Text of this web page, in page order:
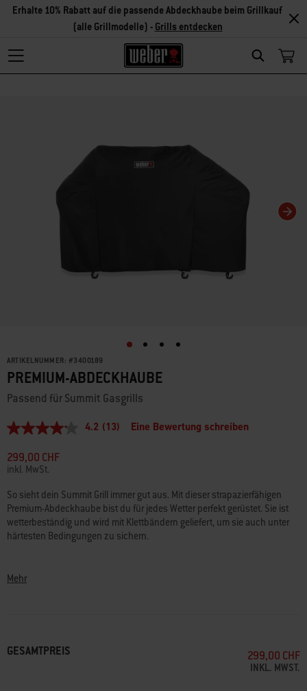
Search
Erhalte 10% Rabatt auf die passende Abdeckhaube beim Grillkauf
(alle Grillmodelle) - Grills entdecken
ARTIKELNUMMER: #3400189
PREMIUM-ABDECKHAUBE
Passend für Summit Gasgrills
4.2
5
Sternen,
durchschnittlicher
Bewertungswert.
Read
13
Reviews.
Link
zur
4.2 (13) Eine Bewertung schreiben
299,00 CHF
inkl. MwSt.
So sieht dein Summit Grill immer gut aus. Mit dieser strapazierfähigen
Premium-Abdeckhaube bist du für jedes Wetter perfekt gerüstet. Sie ist
wetterbeständig und wird mit Klettbändern geliefert, um sie auch unter
härtesten Bedingungen zu sichern.
• Hergestellt aus langlebigem Material
Befestigungselemente)
Mehr
GESAMTPREIS 299,00 CHF
INKL. MWST.